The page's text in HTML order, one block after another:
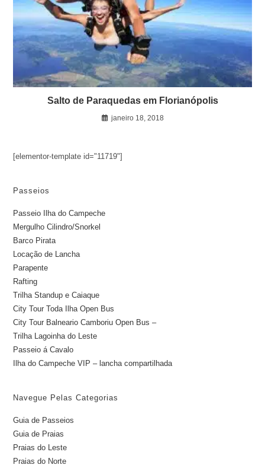
Salto de Paraquedas em Florianópolis
janeiro 18, 2018
[elementor-template id="11719"]
Passeios
Passeio Ilha do Campeche
Mergulho Cilindro/Snorkel
Barco Pirata
Locação de Lancha
Parapente
Rafting
Trilha Standup e Caiaque
City Tour Toda Ilha Open Bus
City Tour Balneario Camboriu Open Bus –
Trilha Lagoinha do Leste
Passeio á Cavalo
Ilha do Campeche VIP – lancha compartilhada
Navegue Pelas Categorias
Guia de Passeios
Guia de Praias
Praias do Leste
Praias do Norte